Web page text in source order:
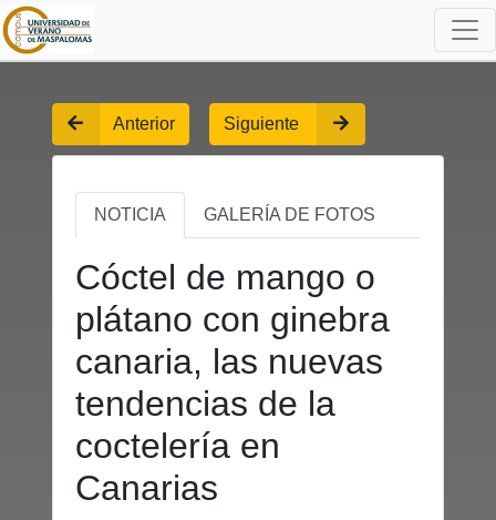
Anterior Siguiente
NOTICIA GALERÍA DE FOTOS
Cóctel de mango o
plátano con ginebra
canaria, las nuevas
tendencias de la
coctelería en
Canarias